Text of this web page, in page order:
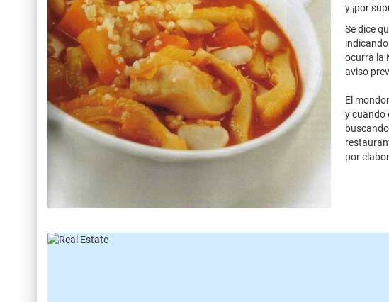
y ¡por
Se dice
ocurra la
aviso
El
y cuando
por